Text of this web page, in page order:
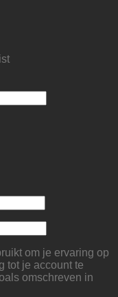
om je ervaring op
tot je account te
omschreven in